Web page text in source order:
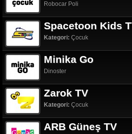
Robocar Poli
Spacetoon Kids
Kategori: Çocuk
Minika Go
Dinoster
Zarok TV
Kategori: Çocuk
ARB Güneş TV